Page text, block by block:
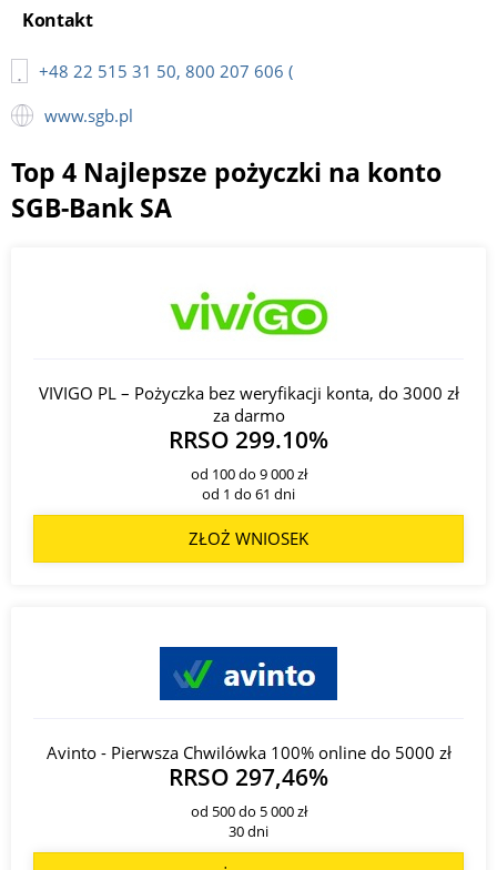
Kontakt
+48 22 515 31 50, 800 207 606 (
www.sgb.pl
Top 4 Najlepsze pożyczki na konto
SGB-Bank SA
VIVIGO PL – Pożyczka bez weryfikacji konta, do 3000 zł
za darmo
RRSO 299.10%
od 100 do 9 000 zł
od 1 do 61 dni
ZŁOŻ WNIOSEK
Avinto - Pierwsza Chwilówka 100% online do 5000 zł
RRSO 297,46%
od 500 do 5 000 zł
30 dni